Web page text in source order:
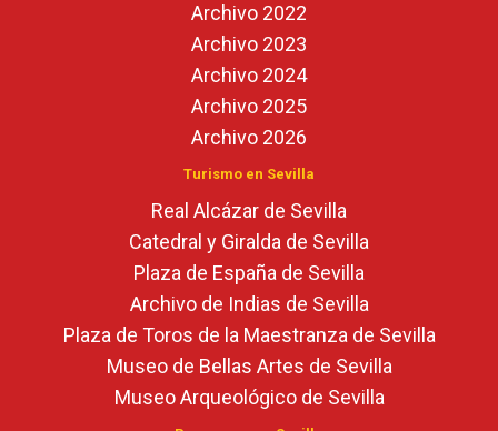
Archivo 2022
Archivo 2023
Archivo 2024
Archivo 2025
Archivo 2026
Turismo en Sevilla
Real Alcázar de Sevilla
Catedral y Giralda de Sevilla
Plaza de España de Sevilla
Archivo de Indias de Sevilla
Plaza de Toros de la Maestranza de Sevilla
Museo de Bellas Artes de Sevilla
Museo Arqueológico de Sevilla